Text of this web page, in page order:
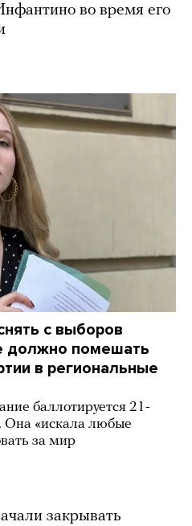
во время его
с выборов
должно помешать
в региональные
баллотируется 21-
«искала любые
за мир
закрывать